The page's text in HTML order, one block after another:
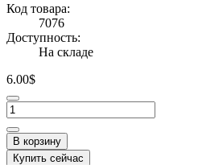
Код товара:
7076
Доступность:
На складе
6.00$
В корзину
Купить сейчас